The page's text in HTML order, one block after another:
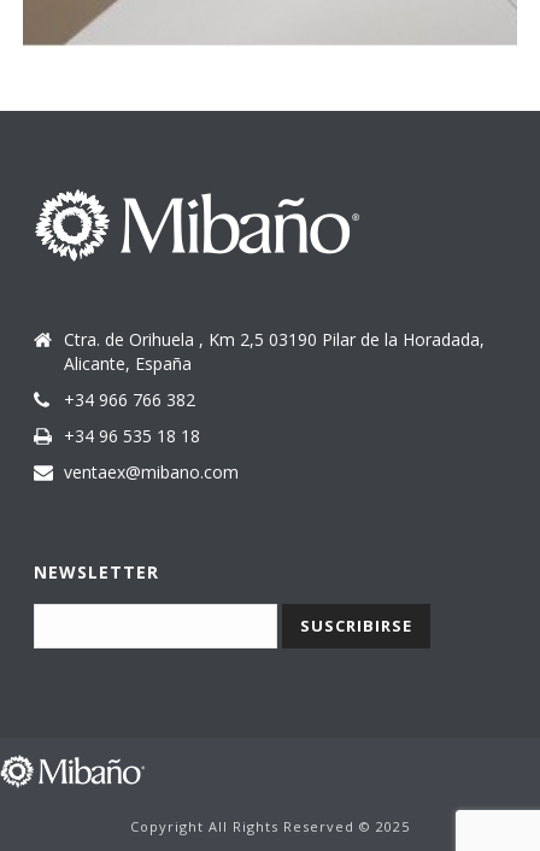
Ctra. de Orihuela , Km 2,5 03190 Pilar de la Horadada,
Alicante, España
+34 966 766 382
+34 96 535 18 18
ventaex@mibano.com
NEWSLETTER
Copyright All Rights Reserved © 2025